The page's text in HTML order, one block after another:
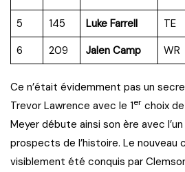
5
145 Luke Farrell TE
6
209 Jalen Camp WR
Ce n’était évidemment pas un
Trevor Lawrence avec le 1er choix
Meyer débute ainsi son ère avec
prospects de l’histoire. Le nouveau
visiblement été conquis par